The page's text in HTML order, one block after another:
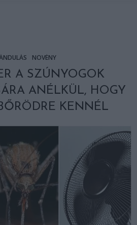
NÖVÉNY
A SZÚNYOGOK
ANÉLKÜL, HOGY
KENNÉL